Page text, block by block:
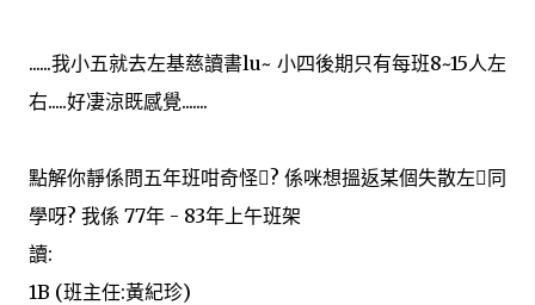
......我小五就去左基慈讀書lu~ 小四後期只有每班8~15人左
右.....好凄涼既感覺.......
點解你靜係問五年班咁奇怪? 係咪想搵返某個失散左同
學呀? 我係 77年 - 83年上午班架
讀:
1B (班主任:黃紀珍)